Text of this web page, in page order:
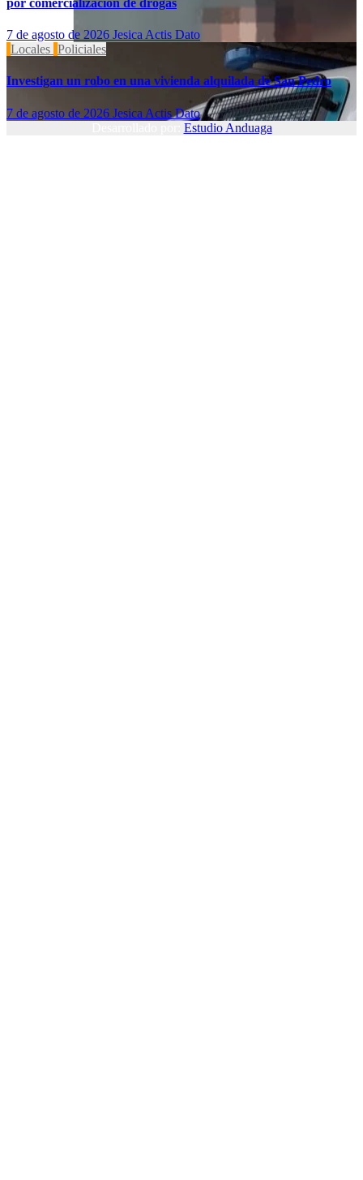
7 de agosto de 2026 Jesica Actis Dato
Locales Policiales
Investigan un robo en una vivienda alquilada de San Pedro
7 de agosto de 2026 Jesica Actis Dato
Estudio Anduaga